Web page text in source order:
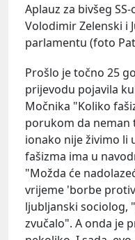
Aplauz za bivšeg
Volodimir Zelenski i
parlamentu (foto
Prošlo je točno 25
prijevodu pojavila
Močnika "Koliko
porukom da neman
ionako nije živimo li
fašizma ima u
"Možda će
vrijeme 'borbe
ljubljanski sociolog,
zvučalo". A onda je